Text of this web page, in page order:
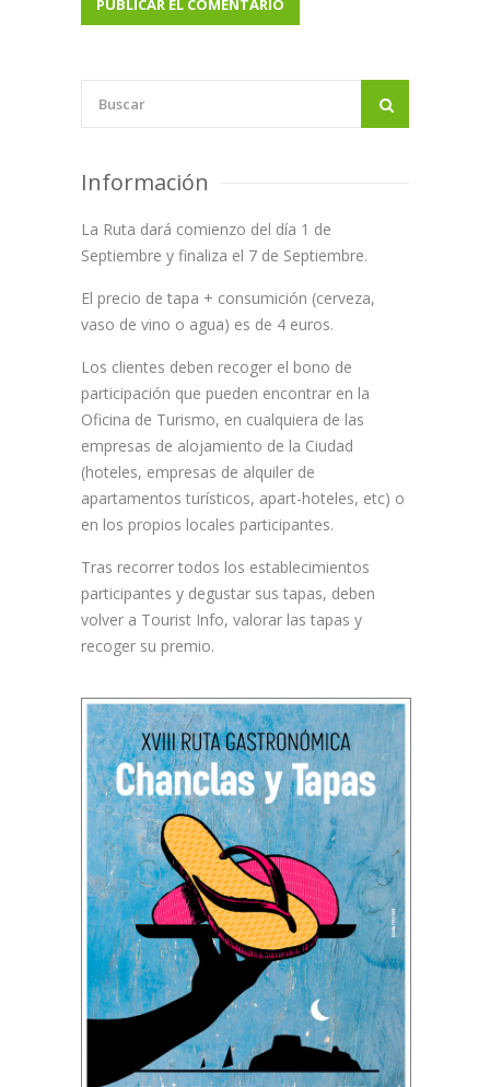
Información
La Ruta dará comienzo del día 1 de
Septiembre y finaliza el 7 de Septiembre.
El precio de tapa + consumición (cerveza,
vaso de vino o agua) es de 4 euros.
Los clientes deben recoger el bono de
participación que pueden encontrar en la
Oficina de Turismo, en cualquiera de las
empresas de alojamiento de la Ciudad
(hoteles, empresas de alquiler de
apartamentos turísticos, apart-hoteles, etc) o
en los propios locales participantes.
Tras recorrer todos los establecimientos
participantes y degustar sus tapas, deben
volver a Tourist Info, valorar las tapas y
recoger su premio.